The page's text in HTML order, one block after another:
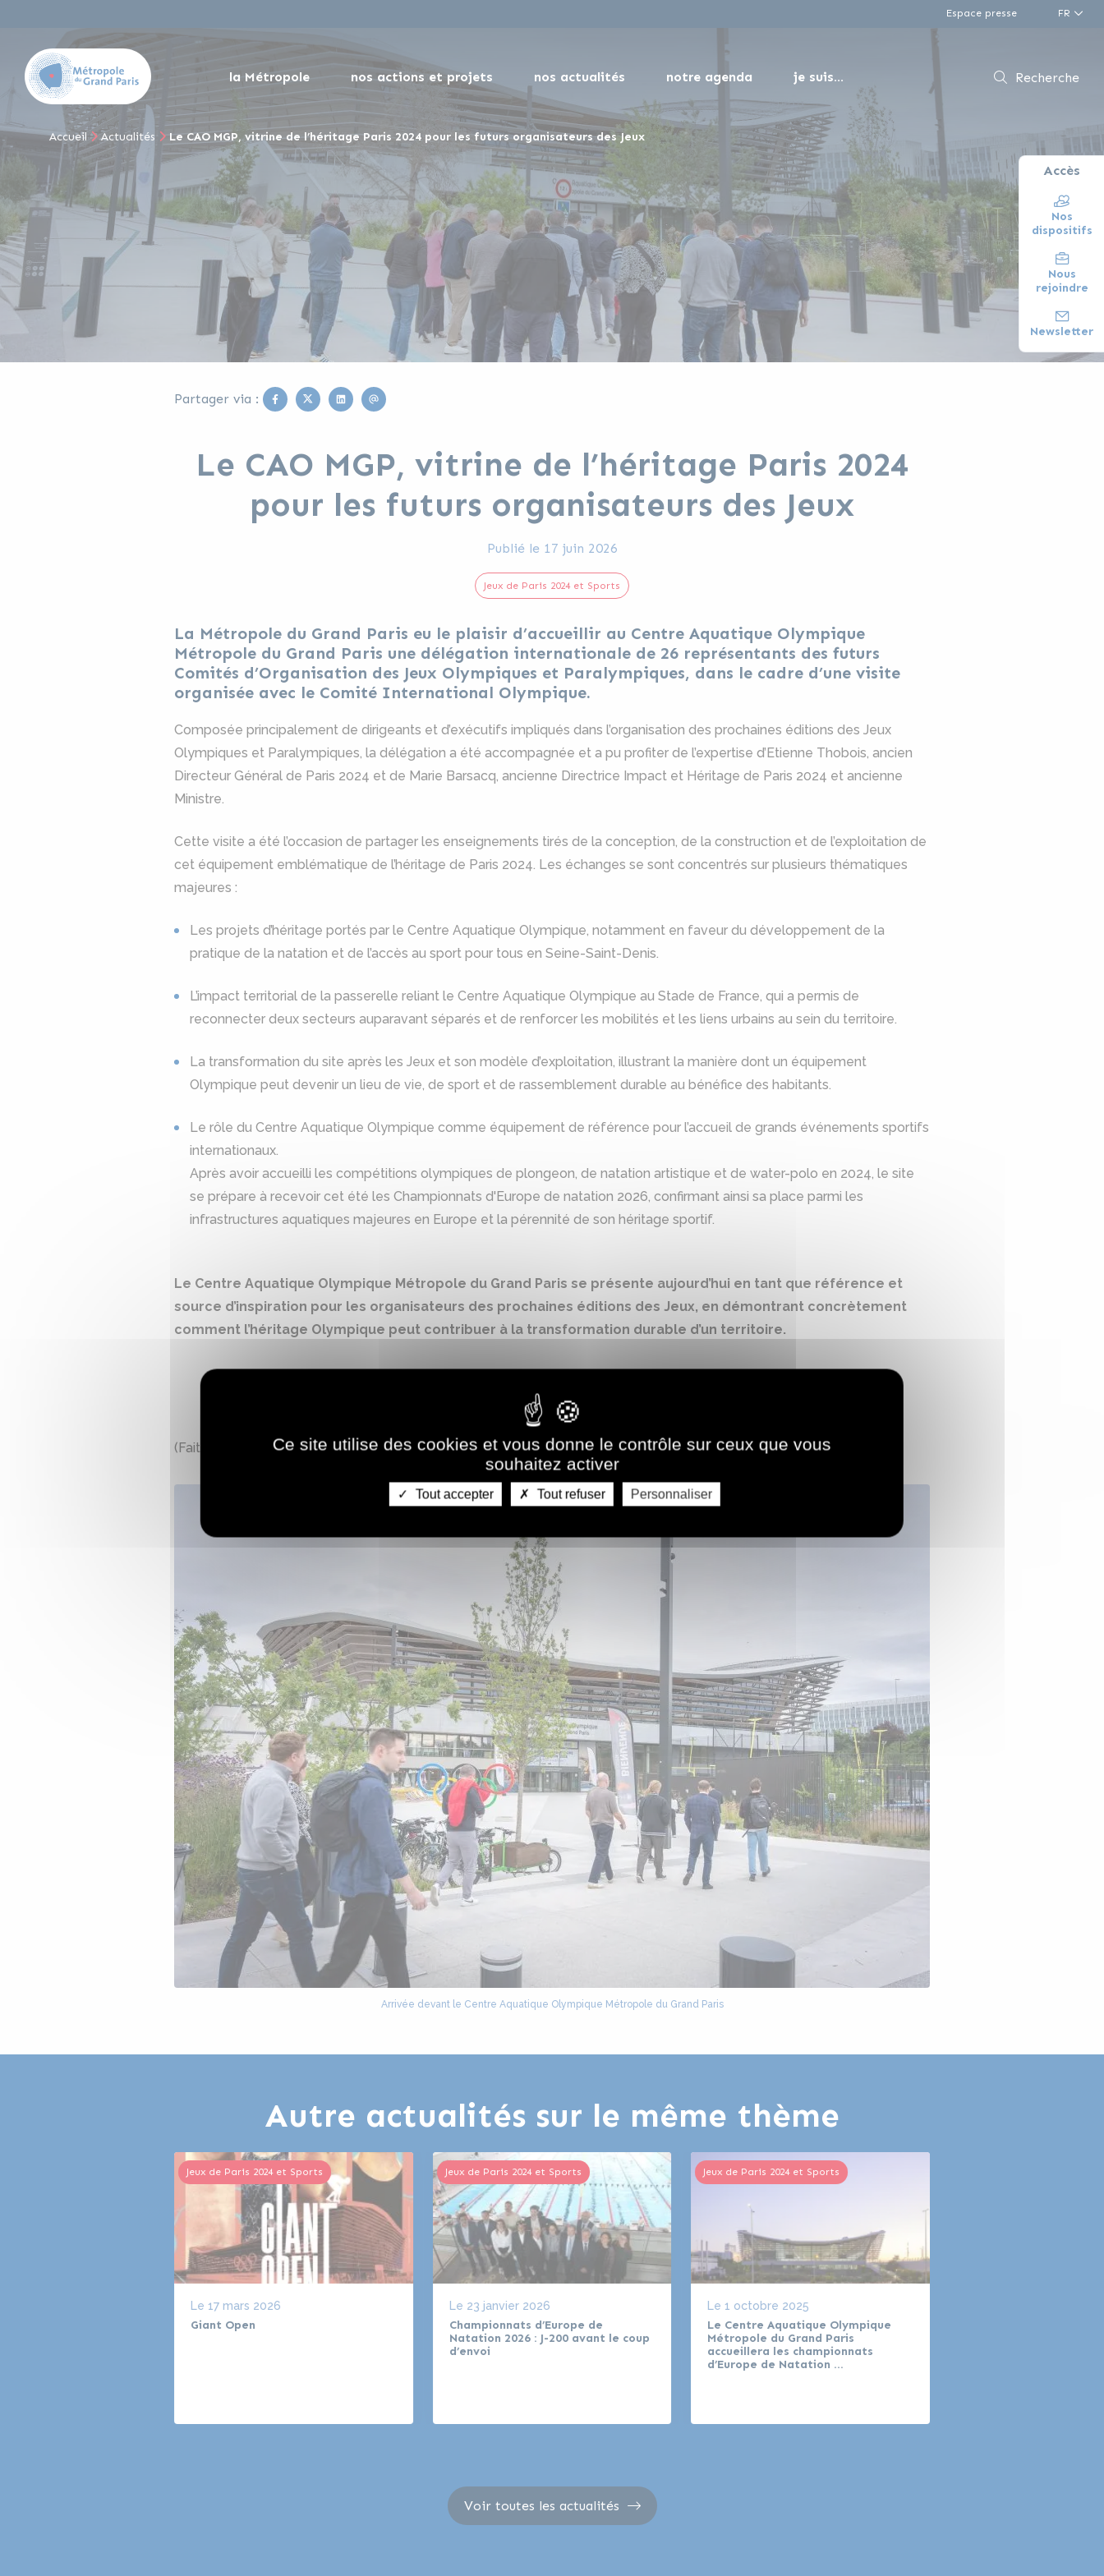
Espace presse FR
la Métropole nos actions et projets nos actualités notre agenda je suis... Recherche
Accueil Actualités Le CAO MGP, vitrine de l’héritage Paris 2024 pour les futurs organisateurs des Jeux
Accès
Nos
dispositifs
Nous
rejoindre
Newsletter
Partager via : Facebook
TwitterLinkedinEmail
Le CAO MGP, vitrine de l’héritage Paris 2024
pour les futurs organisateurs des Jeux
Publié le 17 juin 2026
Jeux de Paris 2024 et Sports
La Métropole du Grand Paris eu le plaisir d’accueillir au Centre Aquatique Olympique
Métropole du Grand Paris une délégation internationale de 26 représentants des futurs
Comités d’Organisation des Jeux Olympiques et Paralympiques, dans le cadre d’une visite
organisée avec le Comité International Olympique.
Composée principalement de dirigeants et d’exécutifs impliqués dans l’organisation des prochaines éditions des Jeux
Olympiques et Paralympiques, la délégation a été accompagnée et a pu profiter de l’expertise d’Etienne Thobois, ancien
Directeur Général de Paris 2024 et de Marie Barsacq, ancienne Directrice Impact et Héritage de Paris 2024 et ancienne
Ministre.
Cette visite a été l’occasion de partager les enseignements tirés de la conception, de la construction et de l’exploitation de
cet équipement emblématique de l’héritage de Paris 2024. Les échanges se sont concentrés sur plusieurs thématiques
majeures :
Les projets d’héritage portés par le Centre Aquatique Olympique, notamment en faveur du développement de la
pratique de la natation et de l’accès au sport pour tous en Seine-Saint-Denis.
L’impact territorial de la passerelle reliant le Centre Aquatique Olympique au Stade de France, qui a permis de
reconnecter deux secteurs auparavant séparés et de renforcer les mobilités et les liens urbains au sein du territoire.
La transformation du site après les Jeux et son modèle d’exploitation, illustrant la manière dont un équipement
Olympique peut devenir un lieu de vie, de sport et de rassemblement durable au bénéfice des habitants.
Le rôle du Centre Aquatique Olympique comme équipement de référence pour l’accueil de grands événements sportifs
internationaux.
Après avoir accueilli les compétitions olympiques de plongeon, de natation artistique et de water-polo en 2024, le site
se prépare à recevoir cet été les Championnats d'Europe de natation 2026, confirmant ainsi sa place parmi les
infrastructures aquatiques majeures en Europe et la pérennité de son héritage sportif.
Le Centre Aquatique Olympique Métropole du Grand Paris se présente aujourd’hui en tant que référence et
source d’inspiration pour les organisateurs des prochaines éditions des Jeux, en démontrant concrètement
comment l’héritage Olympique peut contribuer à la transformation durable d’un territoire.
Photos de la visite
(Faites défiler les différentes photos)
Arrivée devant le Centre Aquatique Olympique Métropole du Grand Paris
Autre actualités sur le même thème
Giant Open
Le17 mars 2026
Jeux de Paris 2024 et Sports
Championnats d’Europe de
Natation 2026 : J-200 avant le coup
d’envoi
Le 23 janvier 2026
Jeux de Paris 2024 et Sports
Le Centre Aquatique Olympique
Métropole du Grand Paris
accueillera les championnats
d’Europe de Natation …
Le1 octobre 2025
Jeux de Paris 2024 et Sports
Voir toutes les actualités
Ce site utilise des cookies et vous donne le contrôle sur ceux que vous
souhaitez activer
Tout accepter Tout refuser Personnaliser